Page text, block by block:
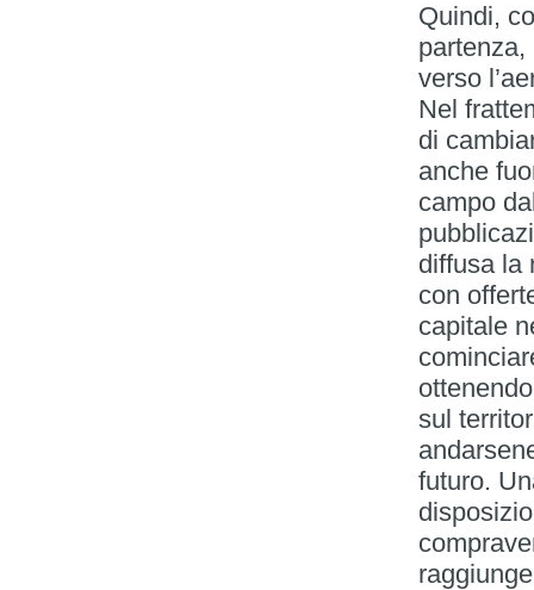
Quindi,
verso
Nel
di
anche
campo
diffusa la
con
capitale
sul
futuro.